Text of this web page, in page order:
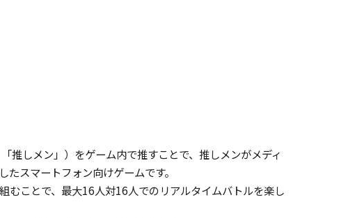
推しメン」）をゲーム内で推すことで、推しメンがメディ
スマートフォン向けゲームです。
むことで、最大16人対16人でのリアルタイムバトルを楽し